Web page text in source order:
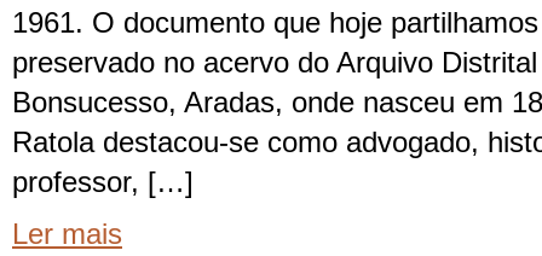
1961. O documento que hoje
preservado no acervo do Arquivo
Bonsucesso, Aradas, onde nasceu em
Ratola destacou-se como advogado,
professor, […]
Ler mais